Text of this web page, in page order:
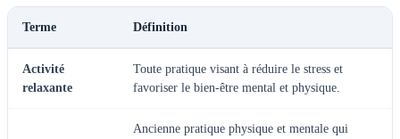
Terme Définition
Activité
relaxante
Toute pratique visant à réduire le stress et
favoriser le bien-être mental et physique.
Ancienne pratique physique et mentale qui